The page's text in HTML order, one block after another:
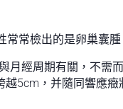
常檢出的是卵巢囊腫
月經周期有關，不需
5cm，并隨同響應